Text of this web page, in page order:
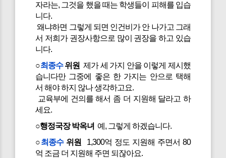
자라는, 그것을 했을 때는 학생들이 피해를 입습
니다.
왜냐하면 그렇게 되면 인건비가 안 나가고 그래
서 저희가 권장사항으로 많이 권장을 하고 있습
니다.
○최종수위원 제가 세 가지 안을 이렇게 제시했
습니다만 그중에 좋은 한 가지는 안으로 택해
서 해야 하지 않나 생각하고요.
교육부에 건의를 해서 좀 더 지원해 달라고 하
세요.
○행정국장 박옥녀 예, 그렇게 하겠습니다.
○최종수위원
1,300억 정도 지원해 주면서 80
억 조금 더 지원해 주면 되잖아요.